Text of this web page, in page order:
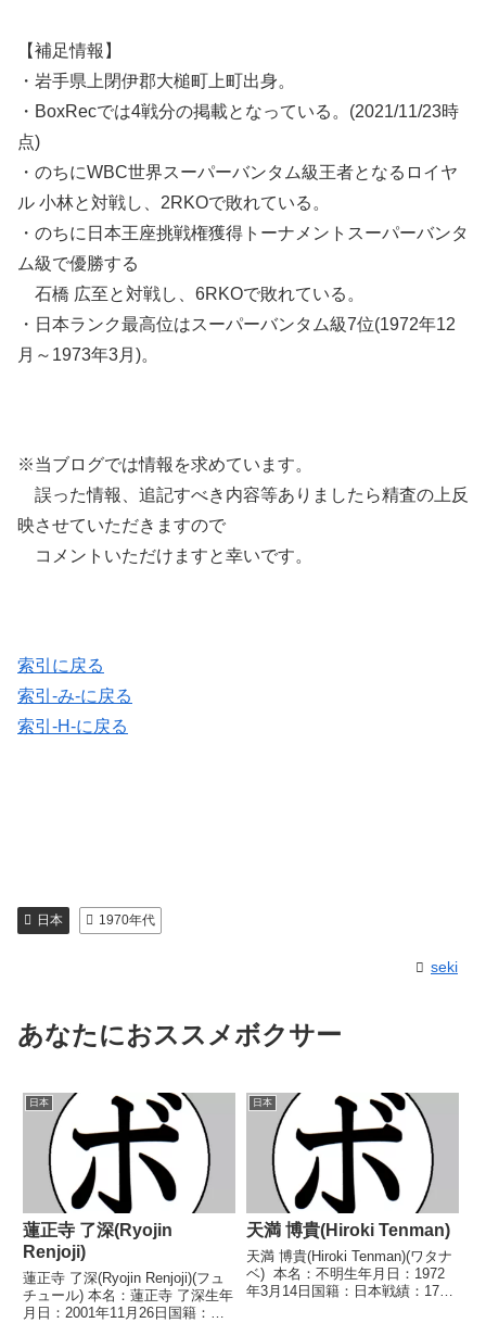
【補足情報】
・岩手県上閉伊郡大槌町上町出身。
・BoxRecでは4戦分の掲載となっている。(2021/11/23時
点)
・のちにWBC世界スーパーバンタム級王者となるロイヤ
ル 小林と対戦し、2RKOで敗れている。
・のちに日本王座挑戦権獲得トーナメントスーパーバンタ
ム級で優勝する
石橋 広至と対戦し、6RKOで敗れている。
・日本ランク最高位はスーパーバンタム級7位(1972年12
月～1973年3月)。
※当ブログでは情報を求めています。
誤った情報、追記すべき内容等ありましたら精査の上反
映させていただきますので
コメントいただけますと幸いです。
索引に戻る
索引-み-に戻る
索引-H-に戻る
日本 1970年代
seki
あなたにおススメボクサー
日本
蓮正寺 了深(Ryojin
Renjoji)
蓮正寺 了深(Ryojin Renjoji)(フュ
チュール) 本名：蓮正寺 了深生年
月日：2001年11月26日国籍：日
日本
天満 博貴(Hiroki Tenman)
天満 博貴(Hiroki Tenman)(ワタナ
ベ) 本名：不明生年月日：1972
年3月14日国籍：日本戦績：17戦